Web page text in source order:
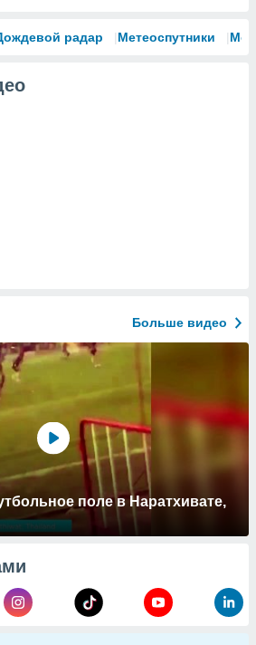
радар Метеоспутники
Больше видео
поле в Наратхивате,